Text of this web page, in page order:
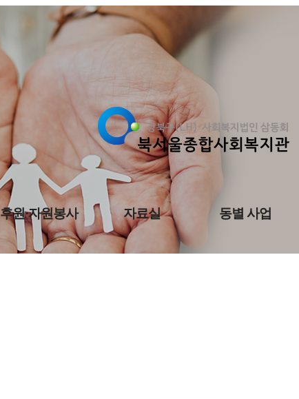
후원·자원봉사 자료실 동별 사업